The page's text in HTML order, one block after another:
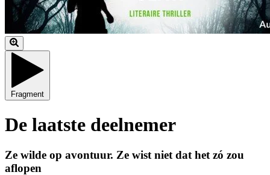
Fragment
De laatste deelnemer
Ze wilde op avontuur. Ze wist niet dat het zó zou
aflopen